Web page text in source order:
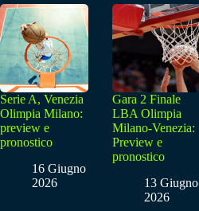
Serie A, Venezia
Olimpia Milano:
preview e
pronostico
16 Giugno
2026
Gara 2 Finale
LBA Olimpia
Milano-Venezia:
Preview e
pronostico
13 Giugno
2026